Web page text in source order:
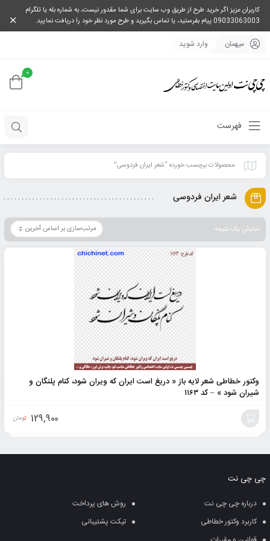
کاربران عزیز اگر خرید طرح از طریق وب سایت برای شما مقدور نیست، به شماره بله یا تلگرام
09033063003 پیام بفرستید، یا تماس بگیرید و طرح مورد نظر خود را دریافت نمایید.
میهمان وارد شوید
0
فهرست
محصولات برچسب خورده “شعر ایران فردوسی”
شعر ایران فردوسی
نمایش یک نتیجه
وکتور خطاطی شعر لایه باز « دریغ است ایران که ویران شود، کنام پلنگان و
شیران شود » – کد ۱۱۶۳
129,900 تومان
سبد
چی چی نت
درباره چی چی نت
روش های پرداخت
کاربرد وکتور خطاطی
تیکت پشتیبانی